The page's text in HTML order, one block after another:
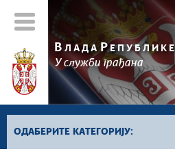
В ЛАДА РЕПУБЛИКЕ
У служби грађана
ОДАБЕРИТЕ КАТЕГОРИЈУ: